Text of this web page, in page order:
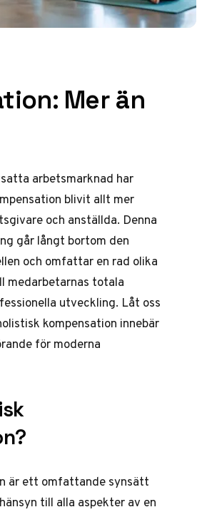
Mer än
arbetsmarknad har
blivit allt mer
och anställda. Denna
går långt bortom den
och omfattar en rad olika
medarbetarnas totala
utveckling. Låt oss
kompensation innebär
för moderna
är ett omfattande synsätt
till alla aspekter av en